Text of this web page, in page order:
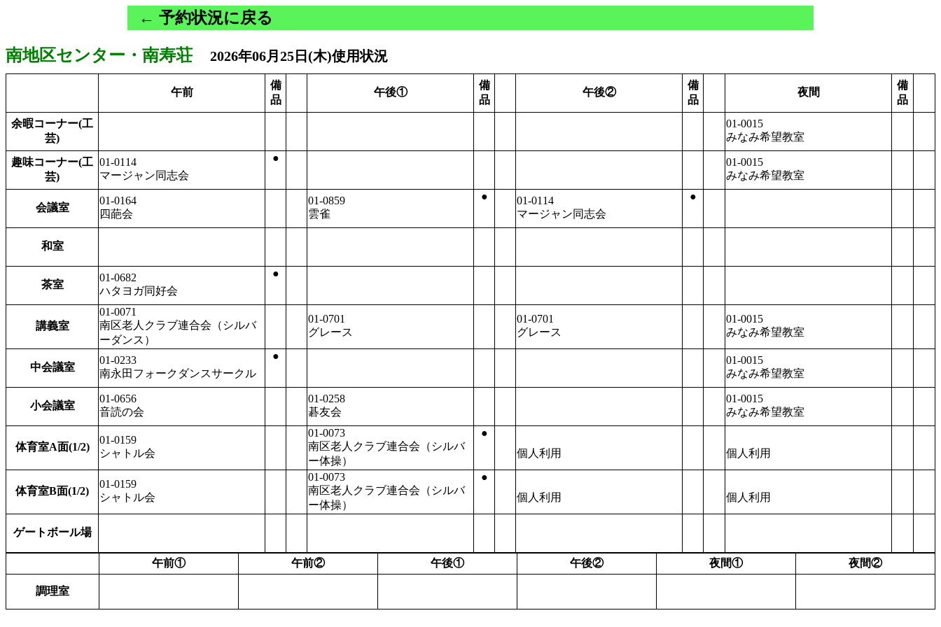
← 予約状況に戻る
南地区センター・南寿荘 2026年06月25日(木)使用状況
午前
備
品
午後①
備
品
午後②
備
品
夜間
備
品
余暇コーナー(工
芸)
01-0015
みなみ希望教室
趣味コーナー(工
芸)
01-0114
マージャン同志会
●
01-0015
みなみ希望教室
会議室
01-0164
四葩会
01-0859
雲雀
●
01-0114
マージャン同志会
●
和室
茶室
01-0682
ハタヨガ同好会
●
講義室
01-0071
南区老人クラブ連合会（シルバ
ーダンス）
01-0701
グレース
01-0701
グレース
01-0015
みなみ希望教室
中会議室
01-0233
南永田フォークダンスサークル
●
01-0015
みなみ希望教室
小会議室
01-0656
音読の会
01-0258
碁友会
01-0015
みなみ希望教室
体育室A面(1/2)
01-0159
シャトル会
01-0073
南区老人クラブ連合会（シルバ
ー体操）
●
個人利用
個人利用
体育室B面(1/2)
01-0159
シャトル会
01-0073
南区老人クラブ連合会（シルバ
ー体操）
●
個人利用
個人利用
ゲートボール場
午前① 午前② 午後① 午後② 夜間① 夜間②
調理室